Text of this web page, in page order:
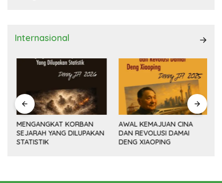
Internasional
MENGANGKAT KORBAN
SEJARAH YANG DILUPAKAN
STATISTIK
AWAL KEMAJUAN CINA
DAN REVOLUSI DAMAI
DENG XIAOPING